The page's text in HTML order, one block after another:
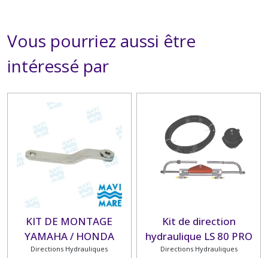
Vous pourriez aussi être
intéressé par
KIT DE MONTAGE
YAMAHA / HONDA
Directions Hydrauliques
Kit de direction
hydraulique LS 80 PRO
FLEXIBLE 10 M Hors
Directions Hydrauliques